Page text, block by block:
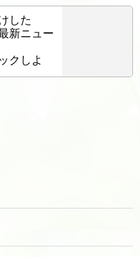
した
新ニュー
クしよ